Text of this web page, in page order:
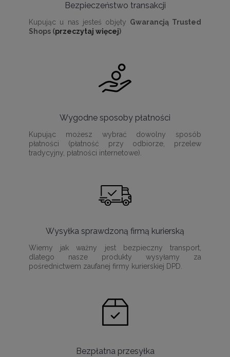
Bezpieczeństwo transakcji
Kupując u nas jesteś objęty Gwarancją Trusted
Shops (przeczytaj więcej)
Wygodne sposoby płatności
Kupując możesz wybrać dowolny sposób
płatności (płatność przy odbiorze, przelew
tradycyjny, płatności internetowe).
Wysyłka sprawdzoną firmą kurierską
Wiemy jak ważny jest bezpieczny transport,
dlatego nasze produkty wysyłamy za
pośrednictwem zaufanej firmy kurierskiej DPD.
Bezpłatna przesyłka